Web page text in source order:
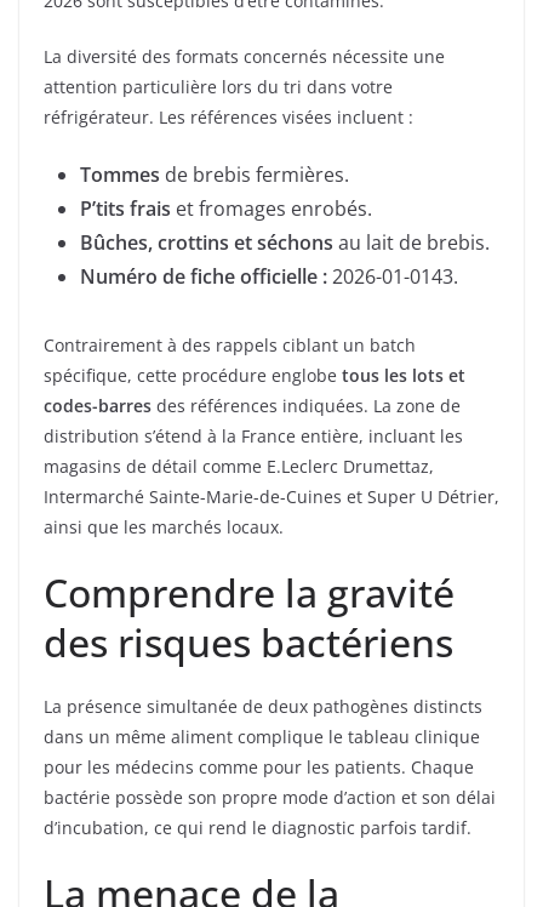
La diversité des formats concernés nécessite une
attention particulière lors du tri dans votre
réfrigérateur. Les références visées incluent :
Tommes de brebis fermières.
P’tits frais et fromages enrobés.
Bûches, crottins et séchons au lait de brebis.
Numéro de fiche officielle :2026-01-0143.
Contrairement à des rappels ciblant un batch
spécifique, cette procédure englobe tous les lots et
codes-barres des références indiquées. La zone de
distribution s’étend à la France entière, incluant les
magasins de détail comme E.Leclerc Drumettaz,
Intermarché Sainte-Marie-de-Cuines et Super U Détrier,
ainsi que les marchés locaux.
Comprendre la gravité
des risques bactériens
La présence simultanée de deux pathogènes distincts
dans un même aliment complique le tableau clinique
pour les médecins comme pour les patients. Chaque
bactérie possède son propre mode d’action et son délai
d’incubation, ce qui rend le diagnostic parfois tardif.
La menace de la